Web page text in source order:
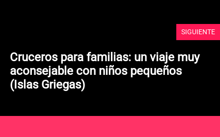
SIGUIENTE
Cruceros para familias: un viaje muy
aconsejable con niños pequeños
(Islas Griegas)